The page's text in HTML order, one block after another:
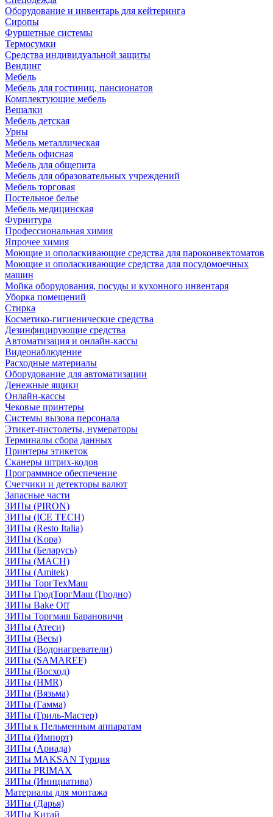
Оборудование и инвентарь для кейтеринга
Сиропы
Фуршетные системы
Термосумки
Средства индивидуальной защиты
Вендинг
Мебель
Мебель для гостиниц, пансионатов
Комплектующие мебель
Вешалки
Мебель детская
Урны
Мебель металлическая
Мебель офисная
Мебель для общепита
Мебель для образовательных учреждений
Мебель торговая
Постельное белье
Мебель медицинская
Фурнитура
Профессиональная химия
Япрочее химия
Моющие и ополаскивающие средства для пароконвектоматов
Моющие и ополаскивающие средства для посудомоечных
машин
Мойка оборудования, посуды и кухонного инвентаря
Уборка помещений
Стирка
Косметико-гигиенические средства
Дезинфицирующие средства
Автоматизация и онлайн-кассы
Видеонаблюдение
Расходные материалы
Оборудование для автоматизации
Денежные ящики
Онлайн-кассы
Чековые принтеры
Системы вызова персонала
Этикет-пистолеты, нумераторы
Терминалы сбора данных
Принтеры этикеток
Сканеры штрих-кодов
Программное обеспечение
Счетчики и детекторы валют
Запасные части
ЗИПы (PIRON)
ЗИПы (ICE TECH)
ЗИПы (Resto Italia)
ЗИПы (Kopa)
ЗИПы (Беларусь)
ЗИПы (MACH)
ЗИПы (Amitek)
ЗИПы ТоргТехМаш
ЗИПы ГродТоргМаш (Гродно)
ЗИПы Bake Off
ЗИПы Торгмаш Барановичи
ЗИПы (Атеси)
ЗИПы (Весы)
ЗИПы (Водонагреватели)
ЗИПы (SAMAREF)
ЗИПы (Восход)
ЗИПы (HMR)
ЗИПы (Вязьма)
ЗИПы (Гамма)
ЗИПы (Гриль-Мастер)
ЗИПы к Пельменным аппаратам
ЗИПы (Импорт)
ЗИПы (Ариада)
ЗИПы MAKSAN Турция
ЗИПы PRIMAX
ЗИПы (Инициатива)
Материалы для монтажа
ЗИПы (Дарья)
ЗИПы Китай